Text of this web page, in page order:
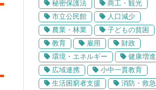
秘密保護法
商工・観光
市立公民館
人口減少
農業・林業
子どもの貧困
教育
雇用
財政
環境・エネルギー
健康増進
広域連携
小中一貫教育
生活困窮者支援
消防・救急